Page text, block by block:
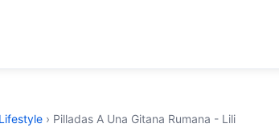
Lifestyle › Pilladas A Una Gitana Rumana - Lili